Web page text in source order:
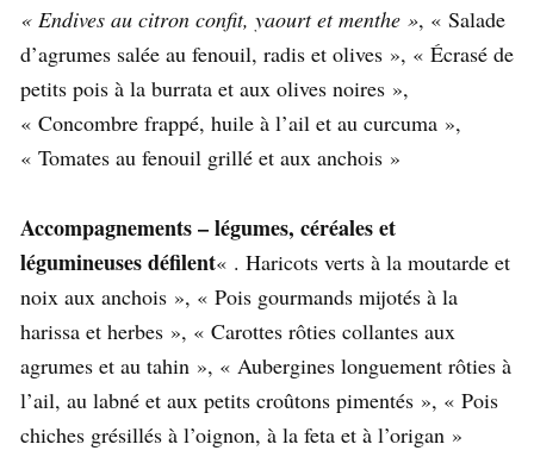
« Endives au citron confit, yaourt et menthe », « Salade
d’agrumes salée au fenouil, radis et olives », « Écrasé de
petits pois à la burrata et aux olives noires »,
« Concombre frappé, huile à l’ail et au curcuma »,
« Tomates au fenouil grillé et aux anchois »
Accompagnements – légumes, céréales et
légumineuses défilent« . Haricots verts à la moutarde et
noix aux anchois », « Pois gourmands mijotés à la
harissa et herbes », « Carottes rôties collantes aux
agrumes et au tahin », « Aubergines longuement rôties à
l’ail, au labné et aux petits croûtons pimentés », « Pois
chiches grésillés à l’oignon, à la feta et à l’origan »